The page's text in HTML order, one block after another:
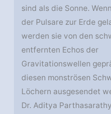
sind als die Sonne.
der Pulsare zur Erde
werden sie von den
entfernten Echos der
Gravitationswellen
diesen monströsen
Löchern ausgesendet
Dr. Aditya